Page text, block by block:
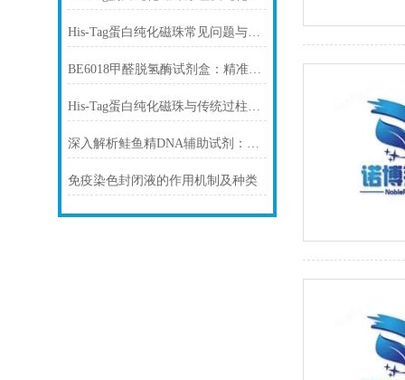
His-Tag蛋白纯化磁珠常见问题与解决方案
BE6018甲醛脱氢酶试剂盒：精准检测赋能多领域，标准化流程破解行业痛点
His-Tag蛋白纯化磁珠与传统过柱层析纯化方式
深入解析鲑鱼精DNA辅助试剂：原理、特性与规范操作
免疫染色封闭液的作用机制及种类